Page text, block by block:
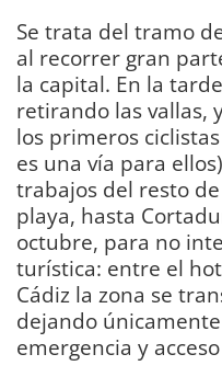
Se trata del tramo
al recorrer gran
la capital. En la
retirando las vallas,
los primeros
es una vía para
trabajos del resto
playa, hasta
octubre, para no
turística: entre el
Cádiz la zona se
dejando
emergencia y